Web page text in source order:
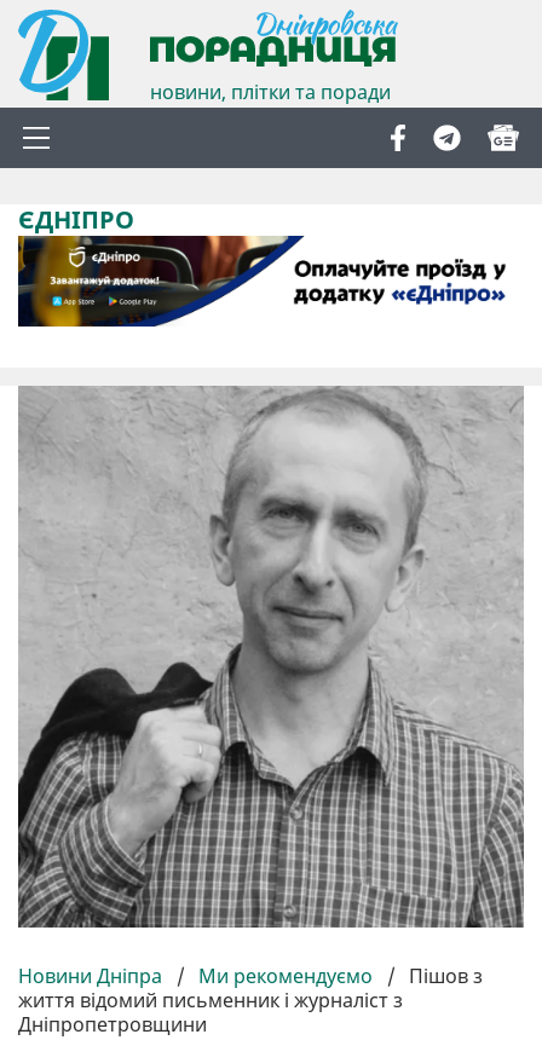
новини, плітки та поради
ЄДНІПРО
Новини Дніпра / Ми рекомендуємо / Пішов з
життя відомий письменник і журналіст з
Дніпропетровщини